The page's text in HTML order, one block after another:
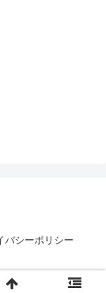
バシーポリシー